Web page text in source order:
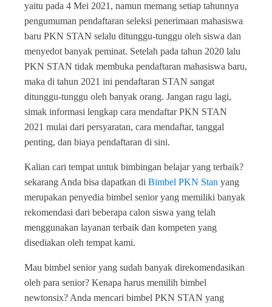
yaitu pada 4 Mei 2021, namun memang setiap tahunnya
pengumuman pendaftaran seleksi penerimaan mahasiswa
baru PKN STAN selalu ditunggu-tunggu oleh siswa dan
menyedot banyak peminat. Setelah pada tahun 2020 lalu
PKN STAN tidak membuka pendaftaran mahasiswa baru,
maka di tahun 2021 ini pendaftaran STAN sangat
ditunggu-tunggu oleh banyak orang. Jangan ragu lagi,
simak informasi lengkap cara mendaftar PKN STAN
2021 mulai dari persyaratan, cara mendaftar, tanggal
penting, dan biaya pendaftaran di sini.
Kalian cari tempat untuk bimbingan belajar yang terbaik?
sekarang Anda bisa dapatkan di Bimbel PKN Stan yang
merupakan penyedia bimbel senior yang memiliki banyak
rekomendasi dari beberapa calon siswa yang telah
menggunakan layanan terbaik dan kompeten yang
disediakan oleh tempat kami.
Mau bimbel senior yang sudah banyak direkomendasikan
oleh para senior? Kenapa harus memilih bimbel
newtonsix? Anda mencari bimbel PKN STAN yang